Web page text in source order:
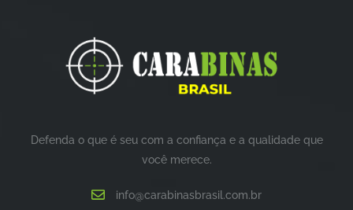
Defenda o que é seu com a confiança e a qualidade que
você merece.
info@carabinasbrasil.com.br